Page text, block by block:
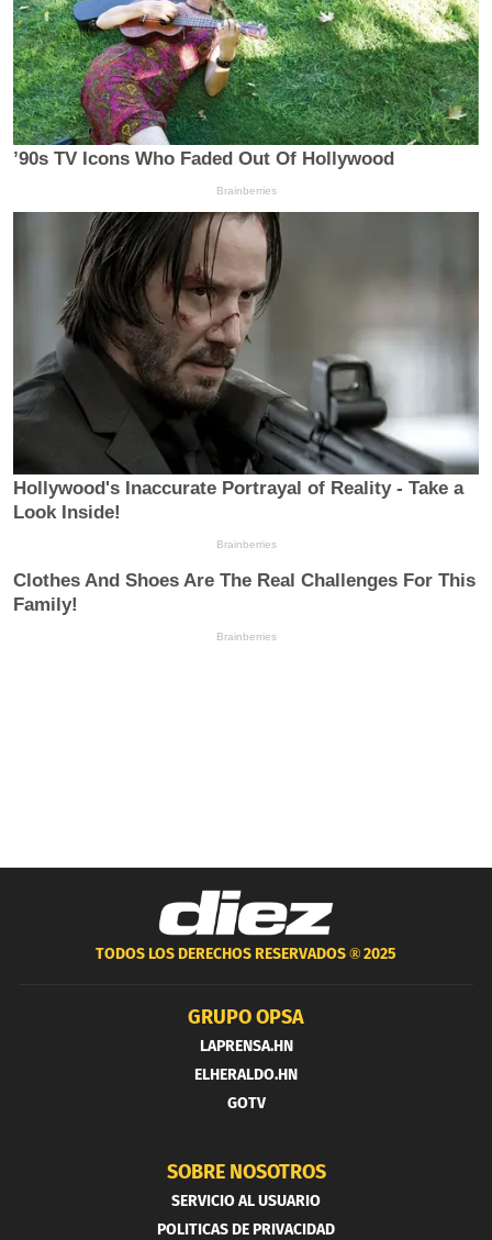
TODOS LOS DERECHOS RESERVADOS ®2025
GRUPO OPSA
LAPRENSA.HN
ELHERALDO.HN
GOTV
SOBRE NOSOTROS
SERVICIO AL USUARIO
POLITICAS DE PRIVACIDAD